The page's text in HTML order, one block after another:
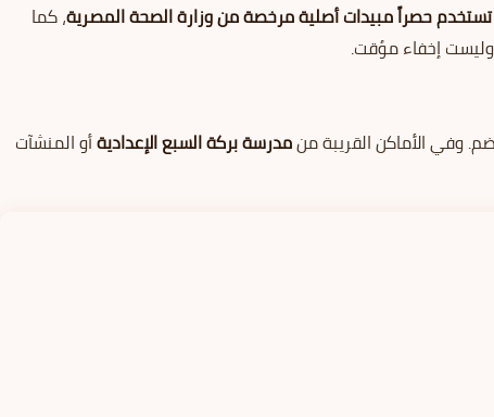
تستخدم حصراً مبيدات أصلية مرخصة من وزارة الصحة المصرية، كما
وليست إخفاء مؤقت.
وفي الأماكن القريبة منمدرسة بركة السبع الإعداديةأو المنشآت